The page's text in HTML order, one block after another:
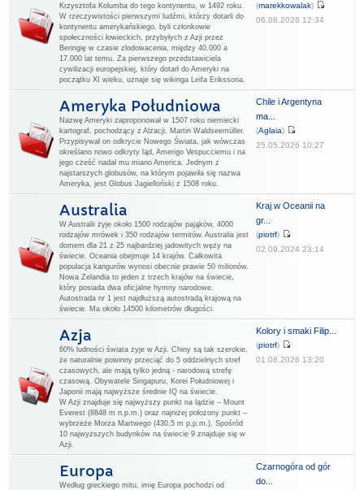
Krzysztofa Kolumba do tego kontynentu, w 1492 roku.
W rzeczywistości pierwszymi ludźmi, którzy dotarli do
kontynentu amerykańskiego, byli członkowie
społeczności łowieckich, przybyłych z Azji przez
Beringię w czasie zlodowacenia, między 40.000 a
17.000 lat temu. Za pierwszego przedstawiciela
cywilizacji europejskiej, który dotarł do Ameryki na
początku XI wieku, uznaje się wikinga Leifa Erikssona.
(marekkowalak)
06.08.2026 12:34
Ameryka Południowa
Nazwę Ameryki zaproponował w 1507 roku niemiecki
kartograf, pochodzący z Alzacji, Martin Waldseemüller.
Przypisywał on odkrycie Nowego Świata, jak wówczas
określano nowo odkryty ląd, Amerigo Vespucciemu i na
jego cześć nadał mu miano America. Jednym z
najstarszych globusów, na którym pojawiła się nazwa
Ameryka, jest Globus Jagielloński z 1508 roku.
Chile i Argentyna
ma...
(Aglaia)
25.05.2026 10:27
Australia
W Australii żyje około 1500 rodzajów pająków, 4000
rodzajów mrówek i 350 rodzajów termitów. Australia jest
domem dla 21 z 25 najbardziej jadowitych węży na
świecie. Oceania obejmuje 14 krajów. Całkowita
populacja kangurów wynosi obecnie prawie 50 milionów.
Nowa Zelandia to jeden z trzech krajów na świecie,
który posiada dwa oficjalne hymny narodowe.
Autostrada nr 1 jest najdłuższą autostradą krajową na
świecie. Ma około 14500 kilometrów długości.
Kraj w Oceanii na
gr...
(piotrf)
02.09.2024 23:14
Azja
60% ludności świata żyje w Azji. Chiny są tak szerokie,
że naturalnie powinny przeciąć do 5 oddzielnych stref
czasowych, ale mają tylko jedną - narodową strefę
czasową. Obywatele Singapuru, Korei Południowej i
Japonii mają najwyższe średnie IQ na świecie.
W Azji znajduje się najwyższy punkt na lądzie – Mount
Everest (8848 m n.p.m.) oraz najniżej położony punkt –
wybrzeże Morza Martwego (430,5 m p.p.m.). Spośród
10 najwyższych budynków na świecie 9 znajduje się w
Azji.
Kolory i smaki Filip...
(piotrf)
01.08.2026 13:20
Europa
Według greckiego mitu, imię Europa pochodzi od
Czarnogóra od gór
do...